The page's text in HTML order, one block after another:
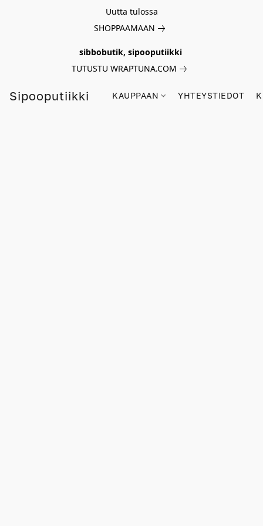
Uutta tulossa
SHOPPAAMAAN
sibbobutik, sipooputiikki
TUTUSTU WRAPTUNA.COM
Sipooputiikki KAUPPAAN YHTEYSTIEDOT